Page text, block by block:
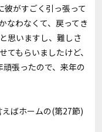
がすごく引っ張って
なわなくて、戻ってき
思いますし、難しさ
もらいましたけど、
張ったので、来年の
ばホームの(第27節)